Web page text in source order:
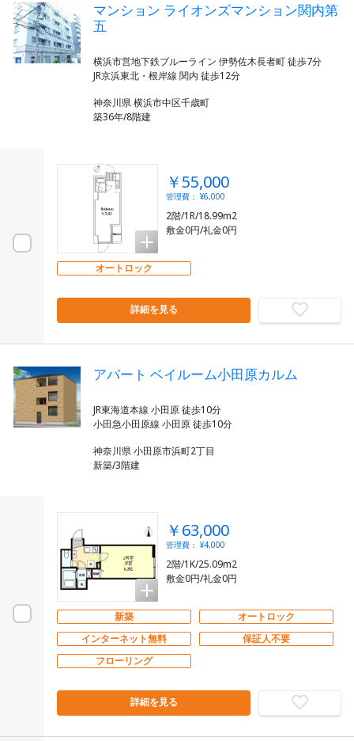
マンション ライオンズマンション関内第
五
横浜市営地下鉄ブルーライン 伊勢佐木長者町 徒歩7分
神奈川県 横浜市中区千歳町
築36年/8階建
￥55,000
管理費： ¥6,000
2階/1R/18.99m2
敷金0円/礼金0円
オートロック
詳細を見る
アパート ベイルーム小田原カルム
JR東海道本線 小田原 徒歩10分
神奈川県 小田原市浜町2丁目
新築/3階建
￥63,000
管理費： ¥4,000
2階/1K/25.09m2
敷金0円/礼金0円
新築
オートロック
インターネット無料
保証人不要
フローリング
詳細を見る